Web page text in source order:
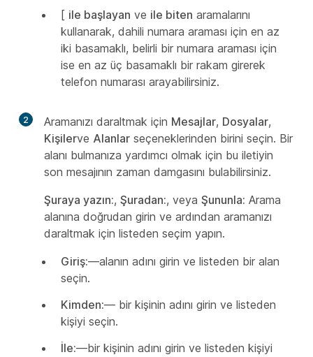
[ ile başlayan ve ile biten aramalarını
kullanarak, dahili numara araması için en az
iki basamaklı, belirli bir numara araması için
ise en az üç basamaklı bir rakam girerek
telefon numarası arayabilirsiniz.
2 Aramanızı daraltmak için Mesajlar, Dosyalar,
Kişilerve Alanlar seçeneklerinden birini seçin. Bir
alanı bulmanıza yardımcı olmak için bu iletiyin
son mesajının zaman damgasını bulabilirsiniz.
Şuraya yazın:, Şuradan:, veya Şununla: Arama
alanına doğrudan girin ve ardından aramanızı
daraltmak için listeden seçim yapın.
Giriş:—alanın adını girin ve listeden bir alan
seçin.
Kimden:— bir kişinin adını girin ve listeden
kişiyi seçin.
İle:—bir kişinin adını girin ve listeden kişiyi